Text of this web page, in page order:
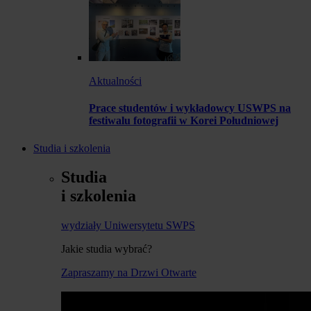
Aktualności
Prace studentów i wykładowcy USWPS na
festiwalu fotografii w Korei Południowej
Studia i szkolenia
Studia
i szkolenia
wydziały Uniwersytetu SWPS
Jakie studia wybrać?
Zapraszamy na Drzwi Otwarte